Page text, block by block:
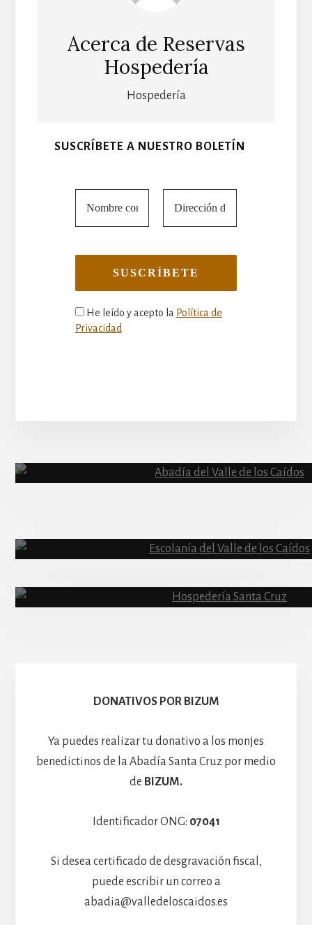
Acerca de Reservas
Hospedería
Hospedería
SUSCRÍBETE A NUESTRO BOLETÍN
He leído y acepto la Política de
Privacidad
Content
Hospedería
DONATIVOS POR BIZUM
Ya puedes realizar tu donativo a los monjes
benedictinos de la Abadía Santa Cruz por medio
de BIZUM.
Identificador ONG: 07041
Si desea certificado de desgravación fiscal,
puede escribir un correo a
abadia@valledeloscaidos.es